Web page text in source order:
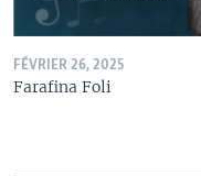
FÉVRIER 26, 2025
Farafina Foli